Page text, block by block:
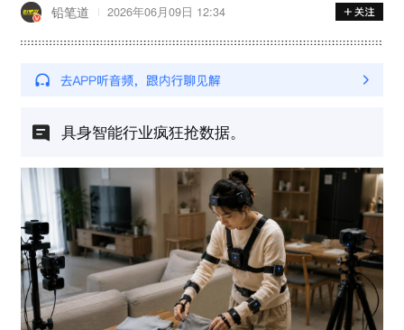
铅笔道 2026年06月09日 12:34
具身智能行业疯狂抢数据。